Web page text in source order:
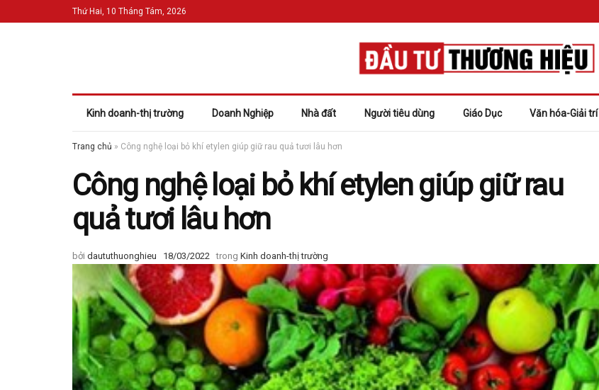
Thứ Hai, 10 Tháng Tám, 2026
Kinh doanh-thị trường Doanh Nghiệp Nhà đất Người tiêu dùng Giáo Dục Văn hóa-Giải trí
Trang chủ » Công nghệ loại bỏ khí etylen giúp giữ rau quả tươi lâu hơn
Công nghệ loại bỏ khí etylen giúp giữ rau
quả tươi lâu hơn
bởi daututhuonghieu 18/03/2022 trong Kinh doanh-thị trường